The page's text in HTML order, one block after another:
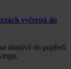
vyčerpá do
dostává do popředí